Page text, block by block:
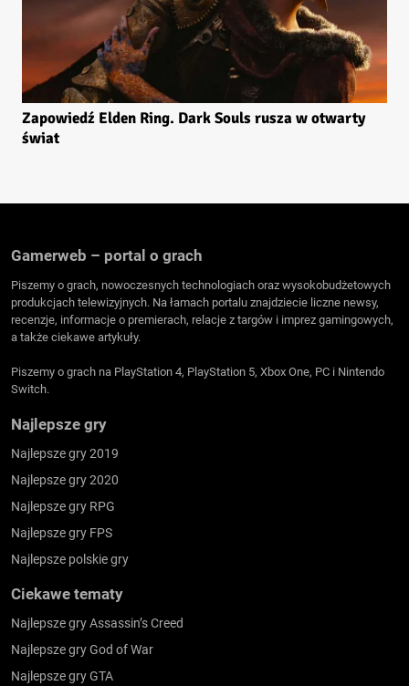
Zapowiedź Elden Ring. Dark Souls rusza w otwarty
świat
Gamerweb – portal o grach
Piszemy o grach, nowoczesnych technologiach oraz wysokobudżetowych
produkcjach telewizyjnych. Na łamach portalu znajdziecie liczne newsy,
recenzje, informacje o premierach, relacje z targów i imprez gamingowych,
a także ciekawe artykuły.
Piszemy o grach na PlayStation 4, PlayStation 5, Xbox One, PC i Nintendo
Switch.
Najlepsze gry
Najlepsze gry 2019
Najlepsze gry 2020
Najlepsze gry RPG
Najlepsze gry FPS
Najlepsze polskie gry
Ciekawe tematy
Najlepsze gry Assassin’s Creed
Najlepsze gry God of War
Najlepsze gry GTA